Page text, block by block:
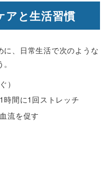
アと生活習慣
、日常生活で次のような
）
時間に1回ストレッチ
流を促す